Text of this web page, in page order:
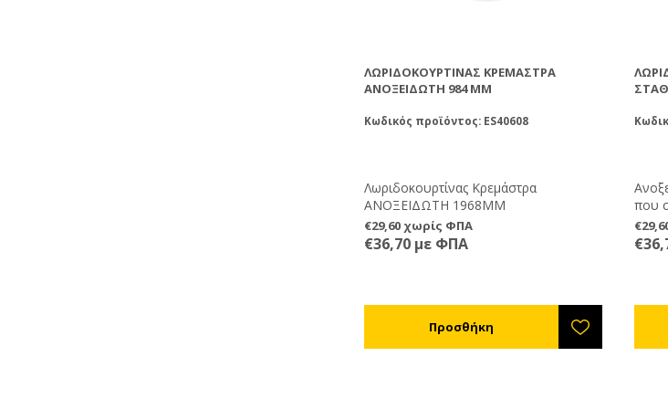
ΛΩΡΙΔΟΚΟΥΡΤΊΝΑΣ ΚΡΕΜΆΣΤΡΑ
ΑΝΟΞΕΙΔΩΤΗ 984 ΜΜ
Κωδικός προϊόντος: ES40608
Λωριδοκουρτίνας Κρεμάστρα
ΑΝΟΞΕΙΔΩΤΗ 1968ΜΜ
€29,60 χωρίς ΦΠΑ
€36,70 με ΦΠΑ
που